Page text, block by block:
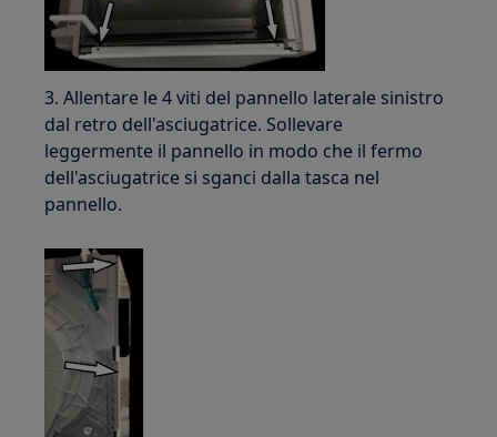
3. Allentare le 4 viti del pannello laterale sinistro
dal retro dell'asciugatrice. Sollevare
leggermente il pannello in modo che il fermo
dell'asciugatrice si sganci dalla tasca nel
pannello.